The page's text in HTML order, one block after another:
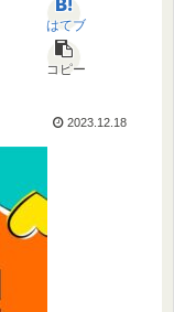
はてブ
コピー
2023.12.18